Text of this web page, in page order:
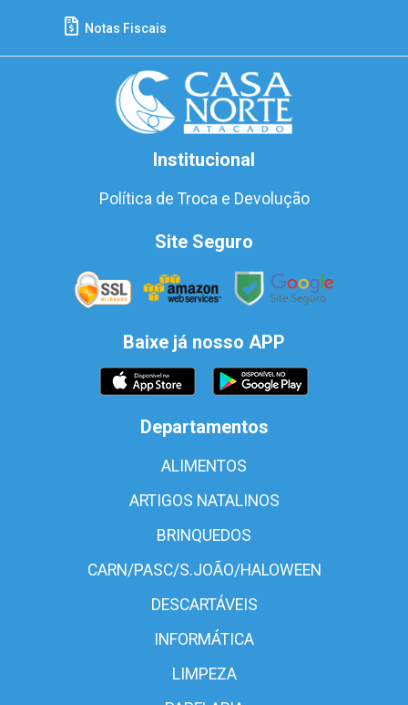
Notas Fiscais
Institucional
Política de Troca e Devolução
Site Seguro
Baixe já nosso APP
Departamentos
ALIMENTOS
ARTIGOS NATALINOS
BRINQUEDOS
CARN/PASC/S.JOÃO/HALOWEEN
DESCARTÁVEIS
INFORMÁTICA
LIMPEZA